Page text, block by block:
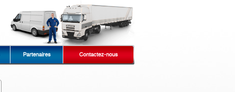
Partenaires Contactez-nous